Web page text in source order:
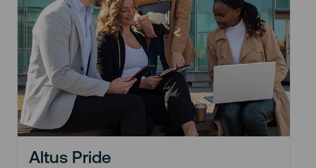
Altus Pride